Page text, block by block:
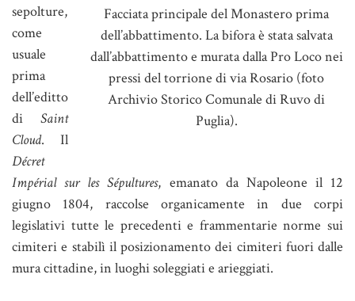
Facciata principale del Monastero prima
dell’abbattimento. La bifora è stata salvata
dall’abbattimento e murata dalla Pro Loco nei
pressi del torrione di via Rosario (foto
Archivio Storico Comunale di Ruvo di
Puglia).
sepolture,
come
usuale
prima
dell’editto
di Saint
Cloud. Il
Décret
Impérial sur les Sépultures, emanato da Napoleone il 12
giugno 1804, raccolse organicamente in due corpi
legislativi tutte le precedenti e frammentarie norme sui
cimiteri e stabilì il posizionamento dei cimiteri fuori dalle
mura cittadine, in luoghi soleggiati e arieggiati.